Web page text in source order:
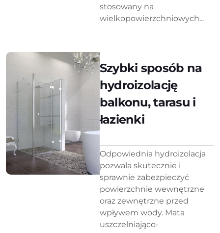
stosowany na
wielkopowierzchniowych...
Szybki sposób na
hydroizolację
balkonu, tarasu i
łazienki
Odpowiednia hydroizolacja
pozwala skutecznie i
sprawnie zabezpieczyć
powierzchnie wewnętrzne
oraz zewnętrzne przed
wpływem wody. Mata
uszczelniająco-